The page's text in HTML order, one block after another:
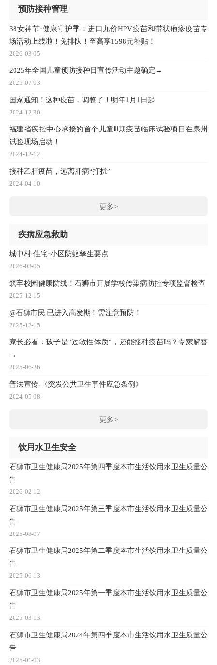
预防接种管理
38女神节·健康守护季：进口九价HPV疫苗和带状疱疹疫苗专
场活动上线啦！免排队！至高享1598元补贴！
2026-03-05
2025年全国儿童预防接种日宣传活动主题确定→
2025-07-03
国家通知！这种疫苗，调整了！明年1月1日起
2024-12-30
福建省疾控中心承接的首个儿童Ⅲ期疫苗临床试验项目在泉州
试验现场启动！
2024-12-12
接种乙肝疫苗，远离肝病“打扰”
2024-04-10
更多>
疾病应急救助
城中村·住宅·小区防蚊孳生要点
2026-03-05
筑牢校园健康防线！石狮市开展学校传染病防控专项监督检查
2025-12-15
@石狮市民 已进入高发期！需注意预防！
2025-12-15
家长必看：孩子是“过敏性体质”，还能接种疫苗吗？专家解答
→
2025-06-26
普法宣传-《突发公共卫生事件应急条例》
2024-05-08
更多>
饮用水卫生安全
石狮市卫生健康局2025年第四季度本市生活饮用水卫生质量公
告
2026-02-12
石狮市卫生健康局2025年第三季度本市生活饮用水卫生质量公
告
2025-08-07
石狮市卫生健康局2025年第二季度本市生活饮用水卫生质量公
告
2025-06-13
石狮市卫生健康局2025年第一季度本市生活饮用水卫生质量公
告
2025-03-13
石狮市卫生健康局2024年第四季度本市生活饮用水卫生质量公
告
2025-01-03